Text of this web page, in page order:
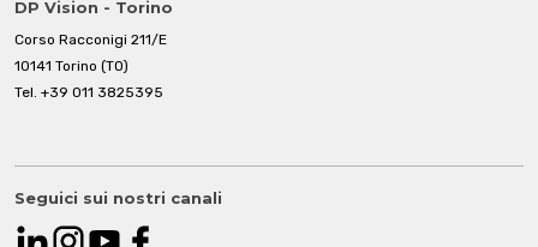
DP Vision - Torino
Corso Racconigi 211/E
10141 Torino (TO)
Tel. +39 011 3825395
Seguici sui nostri canali